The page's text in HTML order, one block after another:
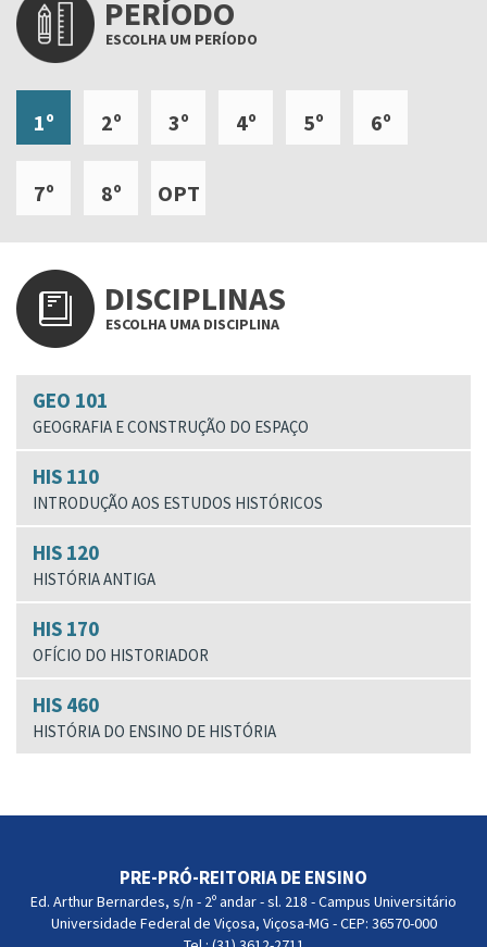
PERÍODO
ESCOLHA UM PERÍODO
1º 2º 3º 4º 5º 6º
7º 8º OPT
DISCIPLINAS
ESCOLHA UMA DISCIPLINA
GEO 101
GEOGRAFIA E CONSTRUÇÃO DO ESPAÇO
HIS 110
INTRODUÇÃO AOS ESTUDOS HISTÓRICOS
HIS 120
HISTÓRIA ANTIGA
HIS 170
OFÍCIO DO HISTORIADOR
HIS 460
HISTÓRIA DO ENSINO DE HISTÓRIA
PRE-PRÓ-REITORIA DE ENSINO
Ed. Arthur Bernardes, s/n - 2º andar - sl. 218 - Campus Universitário
Universidade Federal de Viçosa, Viçosa-MG - CEP: 36570-000